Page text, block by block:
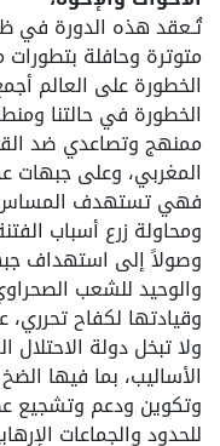
تُـعقد هذه الدورة في
متوترة وحافلة بتطورات
الخطورة على العالم
الخطورة في حالتنا
ممنهج وتصاعدي ضد
المغربي، وعلى جبهات
فهي تستهدف المساس
ومحاولة زرع أسباب
وصولاً إلى استهداف
والوحيد للشعب
وقيادتها لكفاح
ولا تبخل دولة
الأساليب، بما فيها
وتكوين ودعم وتشجيع
للحدود والجماعات